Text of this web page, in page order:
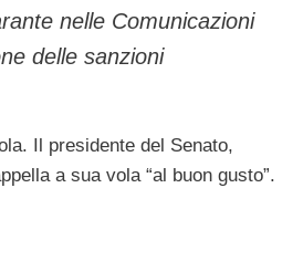
nelle Comunicazioni
delle sanzioni
Il presidente del Senato,
a sua vola “al buon gusto”.